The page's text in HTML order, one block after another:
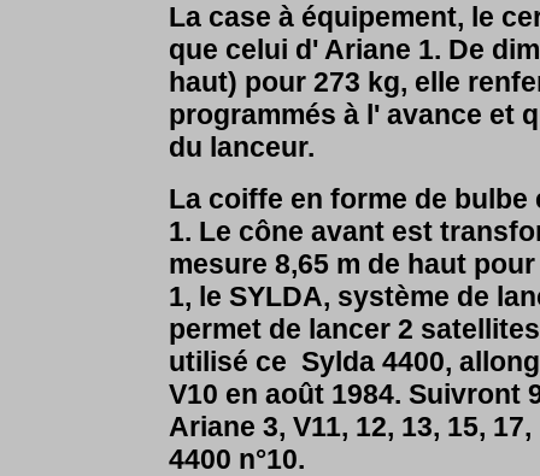
La case à équipement, le
que celui d' Ariane 1. De
haut) pour 273 kg, elle
programmés à l' avance et
du lanceur.
La coiffe en forme de
1. Le cône avant est
mesure 8,65 m de haut
1, le SYLDA, système de
permet de lancer 2
utilisé ce Sylda 4400,
V10 en août 1984. Suivront
Ariane 3, V11, 12, 13, 15,
4400 n°10.